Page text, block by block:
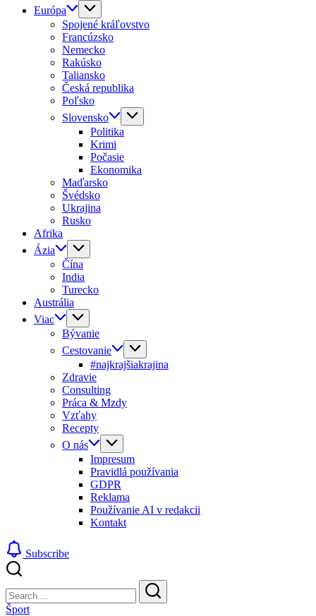
Európa
Spojené kráľovstvo
Francúzsko
Nemecko
Rakúsko
Taliansko
Česká republika
Poľsko
Slovensko
Politika
Krimi
Počasie
Ekonomika
Maďarsko
Švédsko
Ukrajina
Rusko
Afrika
Ázia
Čína
India
Turecko
Austrália
Viac
Bývanie
Cestovanie
#najkrajšiakrajina
Zdravie
Consulting
Práca & Mzdy
Vzťahy
Recepty
O nás
Impresum
Pravidlá používania
GDPR
Reklama
Používanie AI v redakcii
Kontakt
Subscribe
Search
Search
Šport